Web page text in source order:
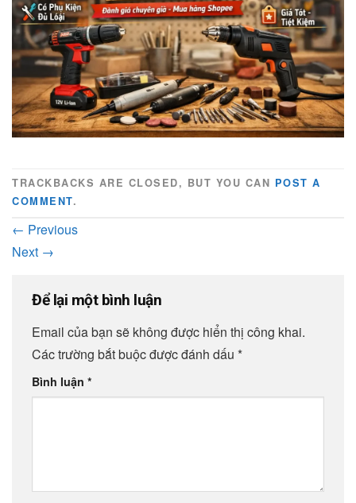
TRACKBACKS ARE CLOSED, BUT YOU CAN POST A
COMMENT.
← Previous
Next →
Để lại một bình luận
Email của bạn sẽ không được hiển thị công khai.
Các trường bắt buộc được đánh dấu *
Bình luận *